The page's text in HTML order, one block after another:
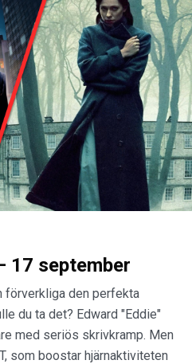
17 september
förverkliga den perfekta
du ta det? Edward "Eddie"
med seriös skrivkramp. Men
som boostar hjärnaktiviteten